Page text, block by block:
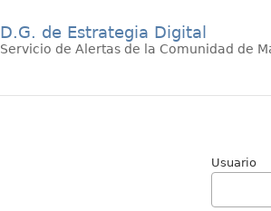
D.G. de Estrategia Digital
Servicio de Alertas de la Comunidad de
Usuario